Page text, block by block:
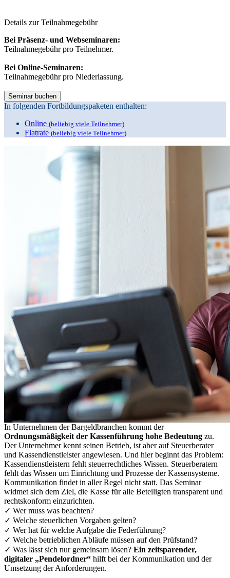
Details zurTeilnahmegebühr
Bei Präsenz- und Webseminaren:
Teilnahmegebühr pro Teilnehmer.
Bei Online-Seminaren:
Teilnahmegebühr pro Niederlassung.
In folgenden Fortbildungspaketen enthalten:
Online (beliebig viele Teilnehmer)
Flatrate (beliebig viele Teilnehmer)
In Unternehmen der Bargeldbranchen kommt der
Ordnungsmäßigkeit der Kassenführung hohe Bedeutung zu.
Der Unternehmer kennt seinen Betrieb, ist aber auf Steuerberater
und Kassendienstleister angewiesen. Und hier beginnt das Problem:
Kassendienstleistern fehlt steuerrechtliches Wissen. Steuerberatern
fehlt das Wissen um Einrichtung und Prozesse der Kassensysteme.
Kommunikation findet in aller Regel nicht statt. Das Seminar
widmet sich dem Ziel, die Kasse für alle Beteiligten transparent und
rechtskonform einzurichten.
✓ Wer muss was beachten?
✓ Welche steuerlichen Vorgaben gelten?
✓ Wer hat für welche Aufgabe die Federführung?
✓ Welche betrieblichen Abläufe müssen auf den Prüfstand?
✓ Was lässt sich nur gemeinsam lösen? Ein zeitsparender,
digitaler „Pendelordner“ hilft bei der Kommunikation und der
Umsetzung der Anforderungen.